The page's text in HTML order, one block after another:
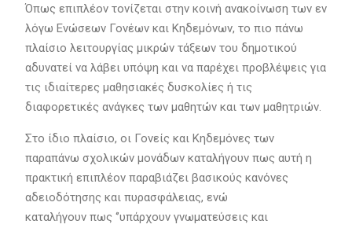
Όπως επιπλέον τονίζεται στην κοινή ανακοίνωση των εν
λόγω Ενώσεων Γονέων και Κηδεμόνων, το πιο πάνω
πλαίσιο λειτουργίας μικρών τάξεων του δημοτικού
αδυνατεί να λάβει υπόψη και να παρέχει προβλέψεις για
τις ιδιαίτερες μαθησιακές δυσκολίες ή τις
διαφορετικές ανάγκες των μαθητών και των μαθητριών.
Στο ίδιο πλαίσιο, οι Γονείς και Κηδεμόνες των
παραπάνω σχολικών μονάδων καταλήγουν πως αυτή η
πρακτική επιπλέον παραβιάζει βασικούς κανόνες
αδειοδότησης και πυρασφάλειας, ενώ
καταλήγουν πως ‘’υπάρχουν γνωματεύσεις και